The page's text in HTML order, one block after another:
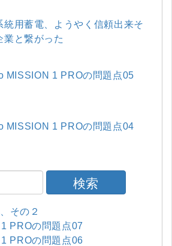
統用蓄電、ようやく信頼出来そ
業と繋がった
MISSION 1 PROの問題点05
MISSION 1 PROの問題点04
検索
その２
PROの問題点07
PROの問題点06